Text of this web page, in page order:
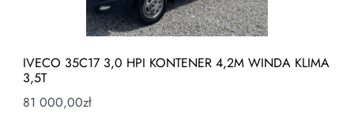
IVECO 35C17 3,0 HPI KONTENER 4,2M WINDA KLIMA
3,5T
81 000,00zł